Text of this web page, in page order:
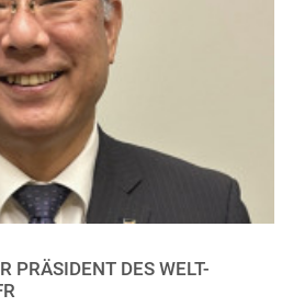
PRÄSIDENT DES WELT-